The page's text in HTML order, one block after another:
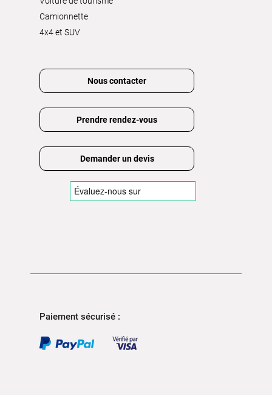
Camionnette
4x4 et SUV
Nous contacter
Prendre rendez-vous
Demander un devis
Paiement sécurisé :